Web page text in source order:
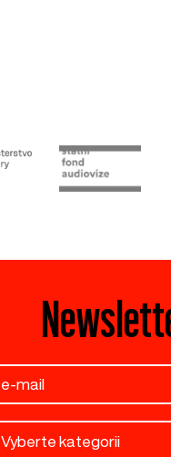
Vyberte kategorii